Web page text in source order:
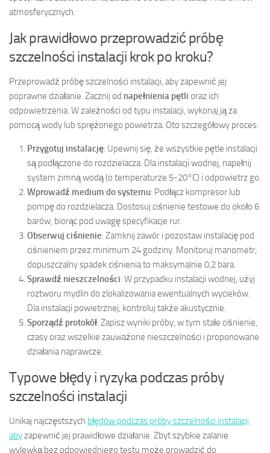
atmosferycznych.
Jak prawidłowo przeprowadzić próbę
szczelności instalacji krok po kroku?
Przeprowadź próbę szczelności instalacji, aby zapewnić jej
poprawne działanie. Zacznij od napełnienia pętli oraz ich
odpowietrzenia. W zależności od typu instalacji, wykonaj ją za
pomocą wody lub sprężonego powietrza. Oto szczegółowy proces:
Przygotuj instalację: Upewnij się, że wszystkie pętle instalacji
są podłączone do rozdzielacza. Dla instalacji wodnej, napełnij
system zimną wodą (o temperaturze 5-20°C) i odpowietrz go.
Wprowadź medium do systemu: Podłącz kompresor lub
pompę do rozdzielacza. Dostosuj ciśnienie testowe do około 6
barów, biorąc pod uwagę specyfikacje rur.
Obserwuj ciśnienie: Zamknij zawór i pozostaw instalację pod
ciśnieniem przez minimum 24 godziny. Monitoruj manometr;
dopuszczalny spadek ciśnienia to maksymalnie 0,2 bara.
Sprawdź nieszczelności: W przypadku instalacji wodnej, użyj
roztworu mydlin do zlokalizowania ewentualnych wycieków.
Dla instalacji powietrznej, kontroluj także akustycznie.
Sporządź protokół: Zapisz wyniki próby, w tym stałe ciśnienie,
czasy oraz wszelkie zauważone nieszczelności i proponowane
działania naprawcze.
Typowe błędy i ryzyka podczas próby
szczelności instalacji
Unikaj najczęstszych błędów podczas próby szczelności instalacji,
abyzapewnić jej prawidłowe działanie. Zbyt szybkie zalanie
wylewką bez odpowiedniego testu może prowadzić do